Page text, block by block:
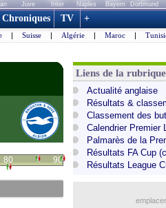
Juve Inter Naples Bayern
Dortmund
Chroniques TV +
| Suisse | Algérie | Maroc |
80 90
Liens de la
Actualité anglaise
Résultats &
Classement des
Calendrier Premier
Palmarès de la
Résultats FA Cup
Résultats League